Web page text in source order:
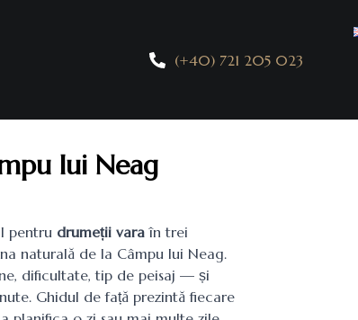
(+40) 721 205 023
lui Neag
pentru drumeții vara în trei
naturală de la Câmpu lui Neag.
dificultate, tip de peisaj — și
Ghidul de față prezintă fiecare